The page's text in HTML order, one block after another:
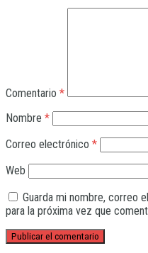
Comentario *
Nombre *
Correo electrónico *
Web
Guarda mi nombre, correo
para la próxima vez que